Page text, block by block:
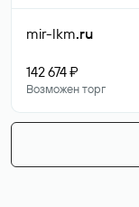
mir-lkm.ru
142 674 ₽
Возможен торг